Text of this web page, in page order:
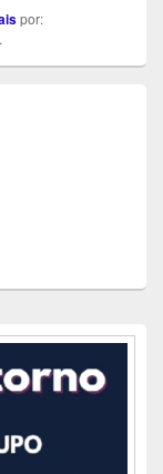
por:
.